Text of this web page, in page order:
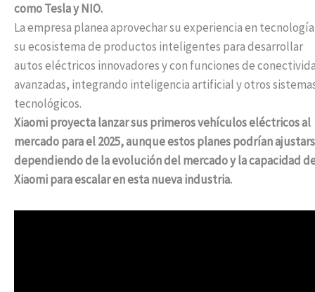
como Tesla y NIO.
La empresa planea aprovechar su experiencia en
su ecosistema de productos inteligentes para desarrollar
autos eléctricos innovadores y con funciones de
avanzadas, integrando inteligencia artificial y otros
tecnológicos.
Xiaomi proyecta lanzar sus primeros vehículos eléctricos al
mercado para el 2025, aunque estos planes podrían
dependiendo de la evolución del mercado y la capacidad
Xiaomi para escalar en esta nueva industria.